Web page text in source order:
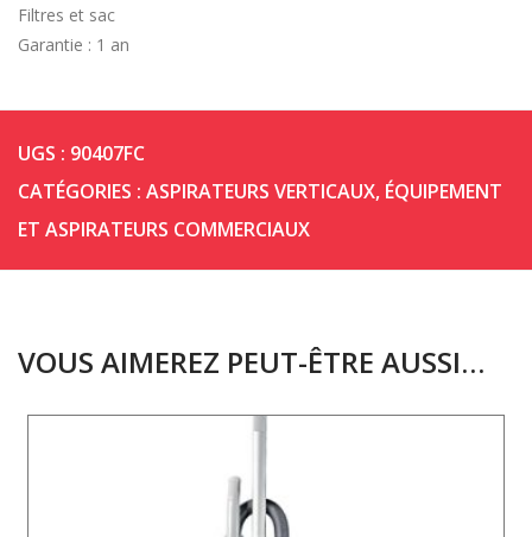
Filtres et sac
Garantie : 1 an
UGS : 90407FC
CATÉGORIES : ASPIRATEURS VERTICAUX, ÉQUIPEMENT
ET ASPIRATEURS COMMERCIAUX
VOUS AIMEREZ PEUT-ÊTRE AUSSI…